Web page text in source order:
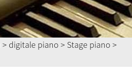
> digitale piano > Stage piano >